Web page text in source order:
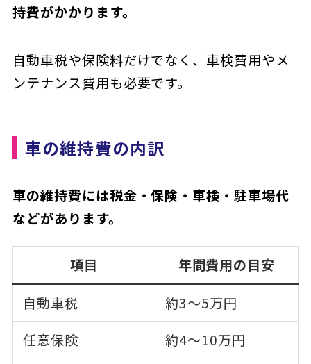
持費がかかります。
自動車税や保険料だけでなく、車検費用やメ
ンテナンス費用も必要です。
車の維持費の内訳
車の維持費には税金・保険・車検・駐車場代
などがあります。
項目
年間費用の目安
自動車税
約3〜5万円
任意保険
約4〜10万円